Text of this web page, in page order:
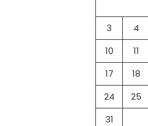
3
4
10
11
17
18
24
25
31